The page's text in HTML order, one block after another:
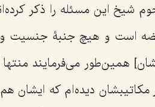
شیخ این مسئله را ذکر
است و هیچ جنبۀ جنسیت و
همین‌طور مى‌فرمایند
مکاتیبشان دیده‌ام که ایشان